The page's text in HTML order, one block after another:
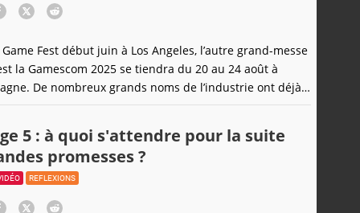
Fest début juin à Los Angeles, l’autre grand-messe
la Gamescom 2025 se tiendra du 20 au 24 août à
De nombreux grands noms de l’industrie ont déjà
Xbox. Qu’attendre donc du côté des annonces de la
5 : à quoi s'attendre pour la suite
promesses ?
REFLEXIONS